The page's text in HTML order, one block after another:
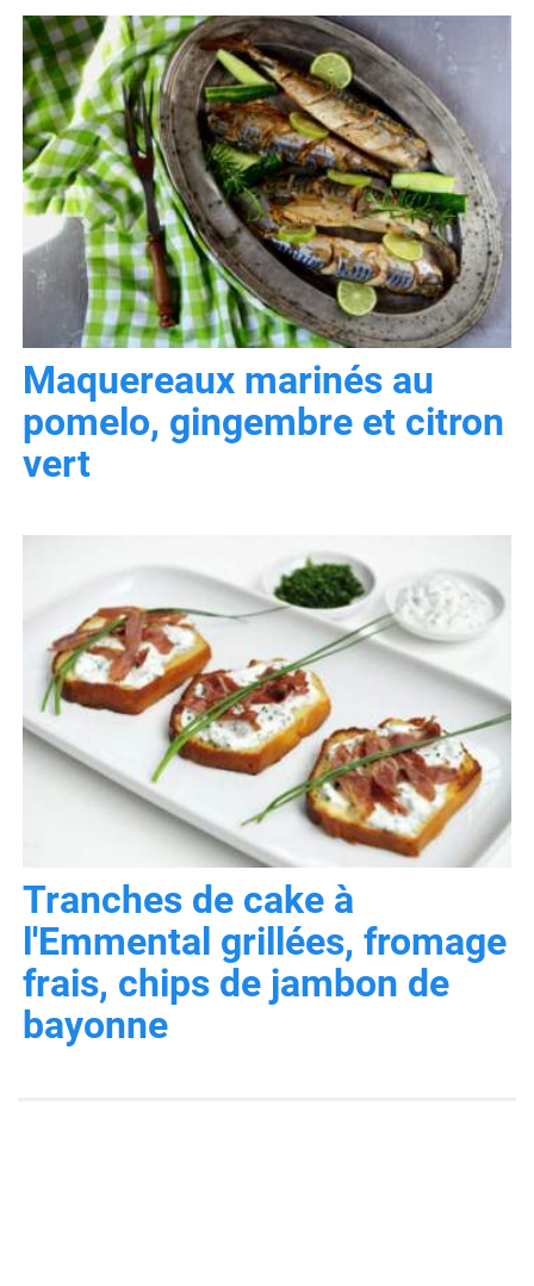
Maquereaux marinés au
pomelo, gingembre et citron
vert
Tranches de cake à
l'Emmental grillées, fromage
frais, chips de jambon de
bayonne